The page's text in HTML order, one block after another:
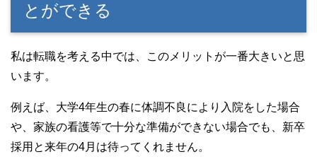
とができる
私は転職を考える中では、このメリットが一番大きいと思
います。
例えば、大学4年生の春に体調不良により入院をした場合
や、家族の看護等で十分な準備ができない場合でも、新卒
採用と来年の4月は待ってくれません。